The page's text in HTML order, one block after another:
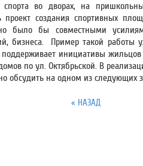
во дворах, на
проект создания спортивных
было бы совместными
бизнеса. Пример такой работы
поддерживает инициативы
по ул. Октябрьской. В
обсудить на одном из следующих
« НАЗАД